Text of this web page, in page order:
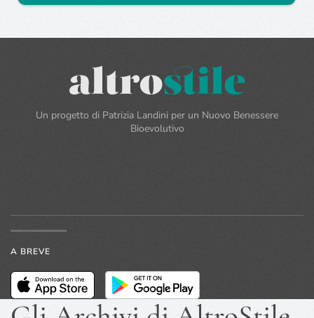
Un progetto di Patrizia Landini per un Nuovo Benessere
Bioevolutivo
A BREVE